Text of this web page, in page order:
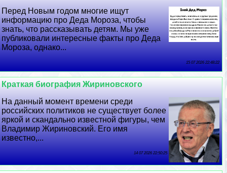
Перед Новым годом многие ищут
информацию про Деда Мороза, чтобы
знать, что рассказывать детям. Мы уже
публиковали интересные факты про Деда
Мороза, однако...
15 07 2026 22:48:22
Краткая биография Жириновского
На данный момент времени среди
российских политиков не существует более
яркой и скандально известной фигуры, чем
Владимир Жириновский. Его имя
известно,...
14 07 2026 22:50:25